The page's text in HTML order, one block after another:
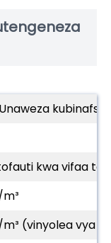
kwa vifaa
(vinyolea vya